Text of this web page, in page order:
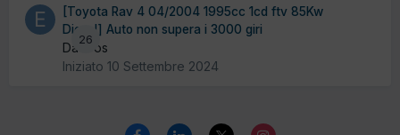
26
[Toyota Rav 4 04/2004 1995cc 1cd ftv 85Kw
Diesel] Auto non supera i 3000 giri
Da Eros
Iniziato 10 Settembre 2024